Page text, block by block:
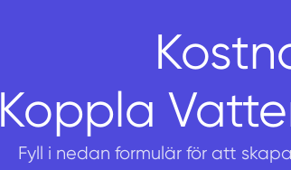
Koppla
Fyll i nedan formulär för att